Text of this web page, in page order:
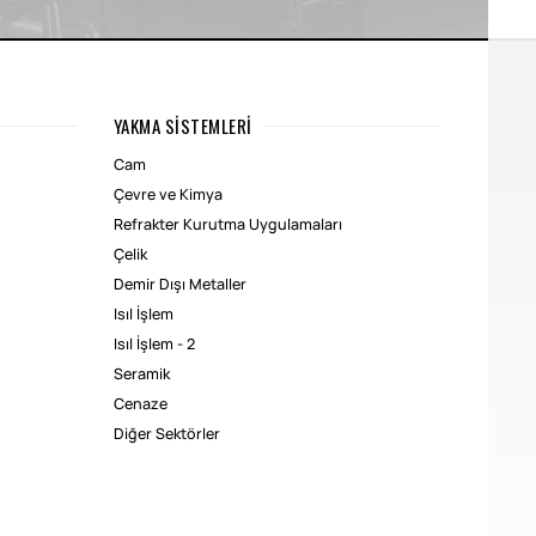
YAKMA SISTEMLERI
Cam
Çevre ve Kimya
Refrakter Kurutma Uygulamaları
Çelik
Demir Dışı Metaller
Isıl İşlem
Isıl İşlem - 2
Seramik
Cenaze
Diğer Sektörler